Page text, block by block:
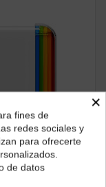
pedido?
los precios e
×
fines de
redes sociales y
para ofrecerte
de datos